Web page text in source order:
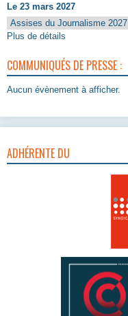
Le 23 mars 2027
Assises du Journalisme 2027
Plus de détails
COMMUNIQUÉS DE PRESSE :
Aucun évènement à afficher.
ADHÉRENTE DU